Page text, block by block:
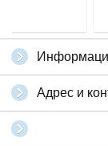
Адрес и